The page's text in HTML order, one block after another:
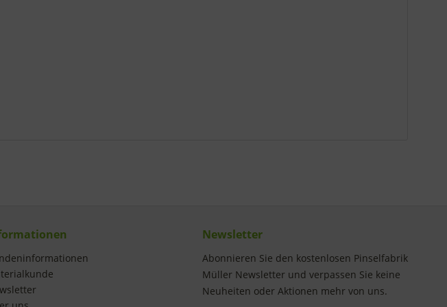
Newsletter
Abonnieren Sie den kostenlosen Pinselfabrik
Müller Newsletter und verpassen Sie keine
Neuheiten oder Aktionen mehr von uns.